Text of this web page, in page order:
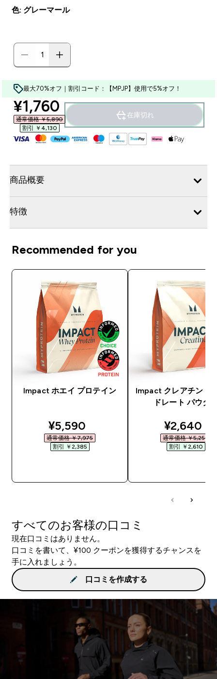
色: グレーマール
最大70%オフ｜割引コード：【MPJP】使用で5%オフ！
discounted price
¥1,760‎
通常価格 ￥5,890‎
割引 ￥4,130‎
在庫切れ
商品概要
特徴
Recommended for you
Impact ホエイ プロテイン
discounted price
¥5,590‎
通常価格 ￥7,975‎
割引 ￥2,385‎
Impact クレアチン モ
ドレート パウダ
¥2,640‎
通常価格 ￥5,250‎
割引 ￥2,610‎
すべてのお客様の口コミ
現在口コミはありません。
口コミを書いて、¥100 クーポンを獲得するチャンスを
手に入れましょう。
口コミを作成する